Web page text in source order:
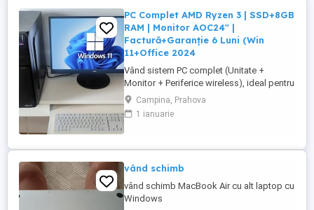
PC Complet AMD Ryzen 3 | SSD+8GB
RAM | Monitor AOC24" |
Factură+Garanție 6 Luni (Win
11+Office 2024
Vând sistem PC complet (Unitate +
Monitor + Periferice wireless), ideal pentru
Office, Școală online, Birou sau Jocuri
populare (CS2, LoL, Roblox, Minecraft).
Sistemul este gata de utilizare (Plug &
Campina, Prahova
1 ianuarie
vând schimb
vând schimb MacBook Air cu alt laptop cu
Windows